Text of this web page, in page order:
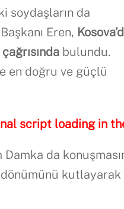
soydaşların da
Eren,
bulundu.
en doğru ve güçlü
script loading in
Damka da
dönümünü kutlayarak